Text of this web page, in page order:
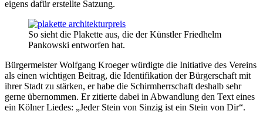
eigens dafür erstellte Satzung.
So sieht die Plakette aus, die der Künstler Friedhelm
Pankowski entworfen hat.
Bürgermeister Wolfgang Kroeger würdigte die Initiative des Vereins
als einen wichtigen Beitrag, die Identifikation der Bürgerschaft mit
ihrer Stadt zu stärken, er habe die Schirmherrschaft deshalb sehr
gerne übernommen. Er zitierte dabei in Abwandlung den Text eines
ein Kölner Liedes: „Jeder Stein von Sinzig ist ein Stein von Dir“.